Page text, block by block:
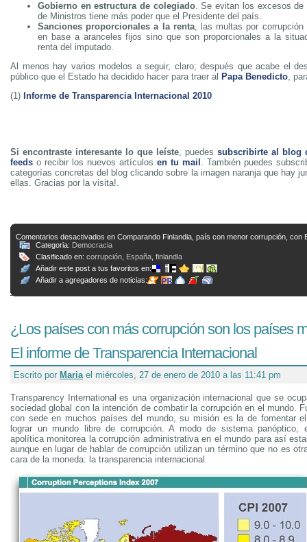
Gobierno en estructura de colegiado. Se evitan los excesos de
de Ministros tiene más poder que el Presidente del país.
Sanciones proporcionales a la renta, las multas por corrupción
en base a aranceles fijos sino que son proporcionales a la
renta del imputado.
Al menos hay varios modelos a seguir, claro; después que acabe el
público que el Estado ha decidido hacer para traer al Papa Benedicto,
(1) Informe de Transparencia Internacional 2010
Si encontraste interesante lo que leíste, puedessubscribirte al blog
feeds o recibir los nuevos artículosen tu mail . También puedes
categorías concretas del blog clicando sobre la imagen naranja que hay
ellas. Gracias por la visita!.
Comentarios desactivados en Comparando Finlandia, país con menor corrupción, con
Categoria: Democracia
Clasificado en: corrupción España finlandia
Añadir este post a tus favoritos en:
Añadir a agregadores de noticias:
¿Los países con más corrupción son los países
El informe de Transparencia Internacional
Escrito por Mariael miércoles, 27 de enero de 2010 a las 11:41 pm
Transparency International es una organización internacional que se
sociedad global con la intención de combatir la corrupción en el mundo.
con sede en muchos países del mundo, su misión es la de fomentar
lograr un mundo libre de corrupción. A modo de sistema panóptico,
apolítica monitorea la corrupción administrativa en el mundo para así
aunque en lugar de hablar de corrupción utilizan un término que no es
cara de la moneda: la transparencia internacional.